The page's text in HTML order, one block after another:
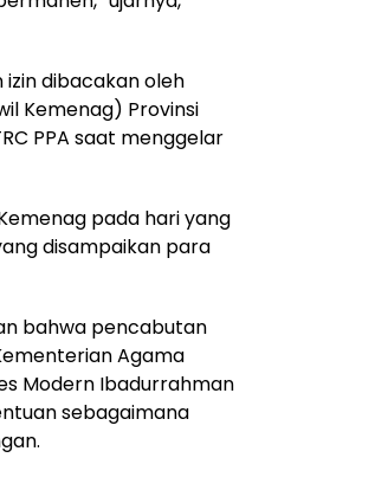
dibacakan oleh
Kemenag) Provinsi
PPA saat menggelar
pada hari yang
disampaikan para
bahwa pencabutan
Agama
Modern Ibadurrahman
sebagaimana